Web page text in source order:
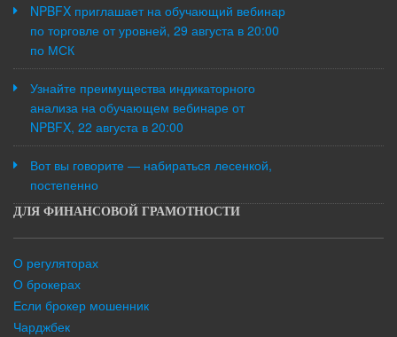
NPBFX приглашает на обучающий вебинар
по торговле от уровней, 29 августа в 20:00
по МСК
Узнайте преимущества индикаторного
анализа на обучающем вебинаре от
NPBFX, 22 августа в 20:00
Вот вы говорите — набираться лесенкой,
постепенно
ДЛЯ ФИНАНСОВОЙ ГРАМОТНОСТИ
О регуляторах
О брокерах
Если брокер мошенник
Чарджбек